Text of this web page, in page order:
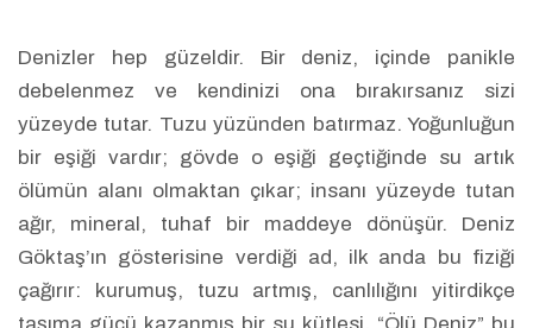
Denizler hep güzeldir. Bir deniz, içinde panikle
debelenmez ve kendinizi ona bırakırsanız sizi
yüzeyde tutar. Tuzu yüzünden batırmaz. Yoğunluğun
bir eşiği vardır; gövde o eşiği geçtiğinde su artık
ölümün alanı olmaktan çıkar; insanı yüzeyde tutan
ağır, mineral, tuhaf bir maddeye dönüşür. Deniz
Göktaş’ın gösterisine verdiği ad, ilk anda bu fiziği
çağırır: kurumuş, tuzu artmış, canlılığını yitirdikçe